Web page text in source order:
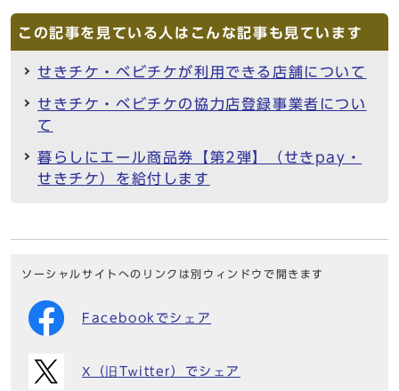
この記事を見ている人はこんな記事も見ています
せきチケ・ベビチケが利用できる店舗について
せきチケ・ベビチケの協力店登録事業者につい
て
暮らしにエール商品券【第2弾】（せきpay・
せきチケ）を給付します
ソーシャルサイトへのリンクは別ウィンドウで開きます
Facebookでシェア
X（旧Twitter）でシェア